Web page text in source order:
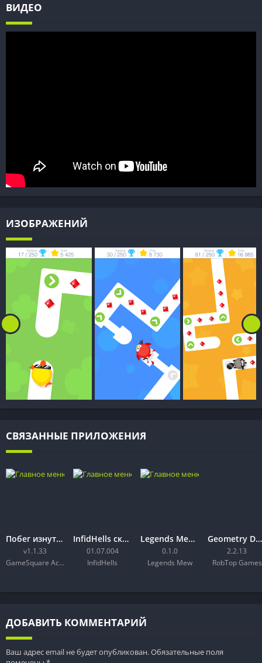
ВИДЕО
ИЗОБРАЖЕНИЙ
СВЯЗАННЫЕ ПРИЛОЖЕНИЯ
Побег изнутри
v1.1.33
GameSquare Action Games 2021
InfidHells скачать на Android — обзор игры и установка APK
01.07.004
InfidHells
Legends Mew скачать на Android — обзор игры и установка APK
0.1.0
Legends Mew
Geometry Dash
2.2.13
RobTop Games
ДОБАВИТЬ КОММЕНТАРИЙ
Ваш адрес email не будет опубликован.Обязательные поля